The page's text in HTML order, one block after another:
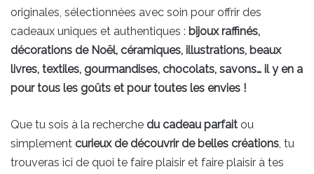
originales, sélectionnées avec soin pour offrir des
cadeaux uniques et authentiques : bijoux raffinés,
décorations de Noël, céramiques, illustrations, beaux
livres, textiles, gourmandises, chocolats, savons… il y en a
pour tous les goûts et pour toutes les envies !
Que tu sois à la recherche du cadeau parfait ou
simplement curieux de découvrir de belles créations, tu
trouveras ici de quoi te faire plaisir et faire plaisir à tes